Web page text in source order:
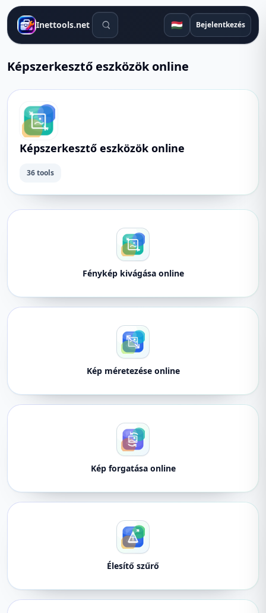
Inettools.net Keresőeszközök 🇭🇺 Bejelentkezés
Képszerkesztő eszközök online
Képszerkesztő eszközök online
36 tools
Fénykép kivágása online
Kép méretezése online
Kép forgatása online
Élesítő szűrő